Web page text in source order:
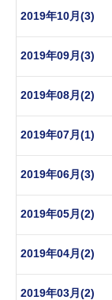
2019年10月(3)
2019年09月(3)
2019年08月(2)
2019年07月(1)
2019年06月(3)
2019年05月(2)
2019年04月(2)
2019年03月(2)